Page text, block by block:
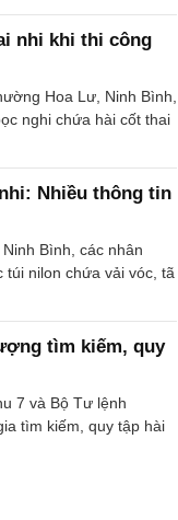
nhi khi thi công
Hoa Lư, Ninh Bình,
nghi chứa hài cốt thai
Nhiều thông tin
Bình, các nhân
nilon chứa vải vóc, tã
tìm kiếm, quy
7 và Bộ Tư lệnh
tìm kiếm, quy tập hài